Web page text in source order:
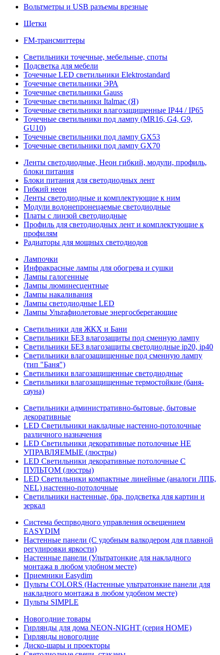
Вольтметры и USB разъемы врезные
Щетки
FM-трансмиттеры
Светильники точечные, мебельные, споты
Подсветка для мебели
Точечные LED светильники Elektrostandard
Точечные светильники ЭРА
Точечные светильники Gauss
Точечные светильники Italmac (Я)
Точечные светильники влагозащищенные IP44 / IP65
Точечные светильники под лампу (MR16, G4, G9,
GU10)
Точечные светильники под лампу GX53
Точечные светильники под лампу GX70
Ленты светодиодные, Неон гибкий, модули, профиль,
блоки питания
Блоки питания для светодиодных лент
Гибкий неон
Ленты светодиодные и комплектующие к ним
Модули водонепронецаемые светодиодные
Платы с линзой светодиодные
Профиль для светодиодных лент и комплектующие к
профилям
Радиаторы для мощных светодиодов
Лампочки
Инфракрасные лампы для обогрева и сушки
Лампы галогенные
Лампы люминесцентные
Лампы накаливания
Лампы светодиодные LED
Лампы Ультафиолетовые энергосберегающие
Светильники для ЖКХ и Бани
Светильники БЕЗ влагозащиты под сменную лампу
Светильники БЕЗ влагозащиты светодиодные ip20, ip40
Светильники влагозащищенные под сменную лампу
(тип "Баня")
Светильники влагозащищенные светодиодные
Светильники влагозащищенные термостойкие (баня-
сауна)
Светильники административно-бытовые, бытовые
декоративные
LED Cветильники накладные настенно-потолочные
различного назначения
LED Светильники декоративные потолочные НЕ
УПРАВЛЯЕМЫЕ (люстры)
LED Светильники декоративные потолочные С
ПУЛЬТОМ (люстры)
LED Светильники компактные линейные (аналоги ЛПБ,
NEL) настенно-потолочные
Светильники настенные, бра, подсветка для картин и
зеркал
Система беспрводного управления освещением
EASYDIM
Настенные панели (С удобным валкодером для плавной
регулировки яркости)
Настенные панели (Ультратонкие для накладного
монтажа в любом удобном месте)
Приемники Easydim
Пульты COLORS (Настенные ультратонкие панели для
накладного монтажа в любом удобном месте)
Пульты SIMPLE
Новогодние товары
Гирлянды для дома NEON-NIGHT (серия HOME)
Гирлянды новогодние
Диско-шары и проекторы